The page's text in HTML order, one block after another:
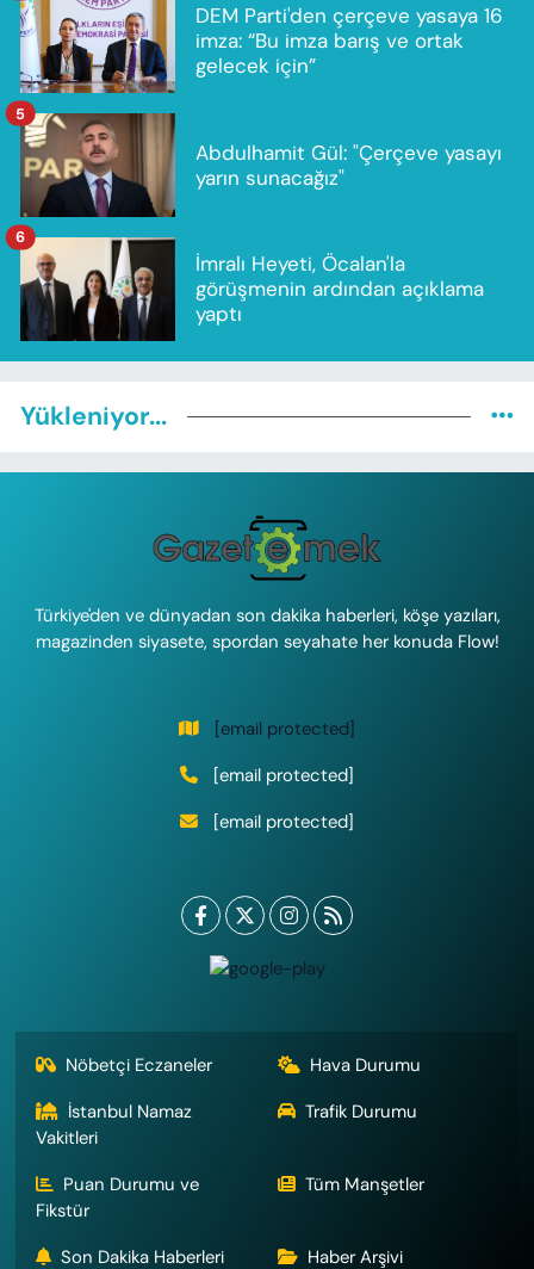
DEM Parti'den çerçeve yasaya 16
imza: “Bu imza barış ve ortak
gelecek için”
Abdulhamit Gül: "Çerçeve yasayı
yarın sunacağız"
5
İmralı Heyeti, Öcalan'la
görüşmenin ardından açıklama
yaptı
6
Yükleniyor...
Türkiye'den ve dünyadan son dakika haberleri, köşe yazıları,
magazinden siyasete, spordan seyahate her konuda Flow!
[email protected]
[email protected]
[email protected]
Nöbetçi Eczaneler
Hava Durumu
İstanbul Namaz
Vakitleri
Trafik Durumu
Puan Durumu ve
Fikstür
Tüm Manşetler
Son Dakika Haberleri Haber Arşivi